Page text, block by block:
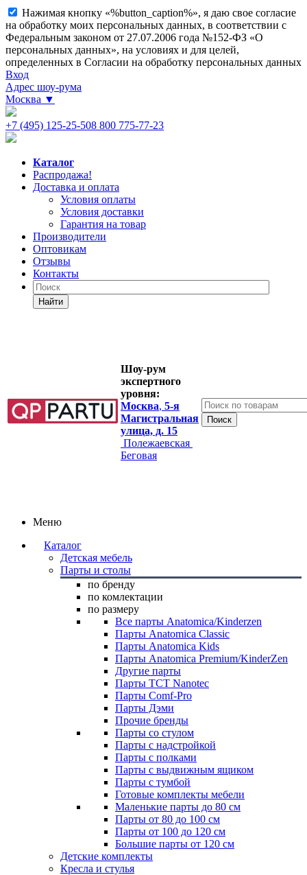
Нажимая кнопку «%button_caption%», я даю свое согласие
на обработку моих персональных данных, в соответствии с
Федеральным законом от 27.07.2006 года №152-ФЗ «О
персональных данных», на условиях и для целей,
определенных в Согласии на обработку персональных данных
Вход
Адрес шоу-рума
Москва ▼
+7 (495) 125-25-508 800 775-77-23
Каталог
Распродажа!
Доставка и оплата
Условия оплаты
Условия доставки
Гарантия на товар
Производители
Оптовикам
Отзывы
Контакты
Найти
Шоу-рум
экспертного
уровня:
Москва, 5-я
Магистральная
улица, д. 15
Полежаевская
Беговая
Меню
Каталог
Детская мебель
Парты и столы
по бренду
по комлектации
по размеру
Все парты Anatomica/Kinderzen
Парты Anatomica Classic
Парты Anatomica Kids
Парты Anatomica Premium/KinderZen
Другие парты
Парты TCT Nanotec
Парты Comf-Pro
Парты Дэми
Прочие бренды
Парты со стулом
Парты с надстройкой
Парты с полками
Парты с выдвижным ящиком
Парты с тумбой
Готовые комплекты мебели
Маленькие парты до 80 см
Парты от 80 до 100 см
Парты от 100 до 120 см
Большие парты от 120 см
Детские комплекты
Кресла и стулья